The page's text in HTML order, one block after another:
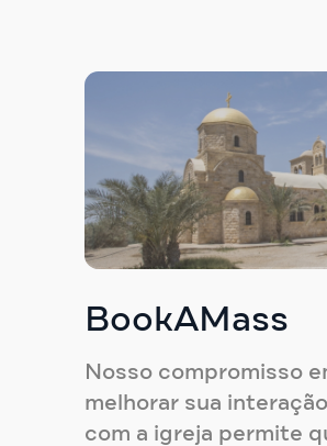
BookAMass
Nosso compromisso
melhorar sua interação
com a igreja permite